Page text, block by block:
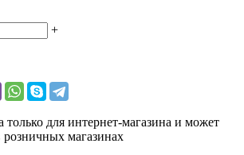
+
только для интернет-магазина и может
розничных магазинах